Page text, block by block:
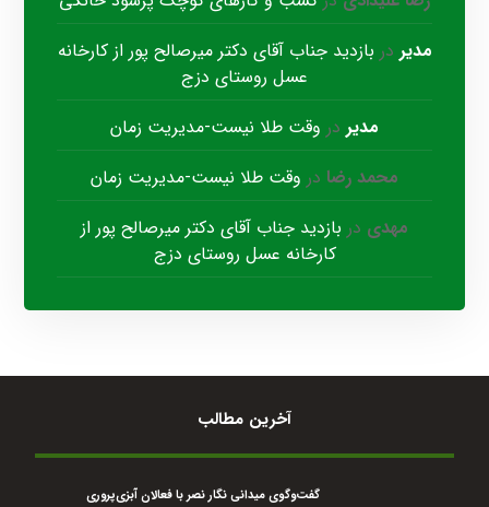
مدیر در بازدید جناب آقای دکتر میرصالح پور از کارخانه
عسل روستای دزج
مدیر در وقت طلا نیست-مدیریت زمان
محمد رضا در وقت طلا نیست-مدیریت زمان
مهدی در بازدید جناب آقای دکتر میرصالح پور از
کارخانه عسل روستای دزج
آخرین مطالب
گفت‌وگوی میدانی نگار نصر با فعالان آبزی‌پروری